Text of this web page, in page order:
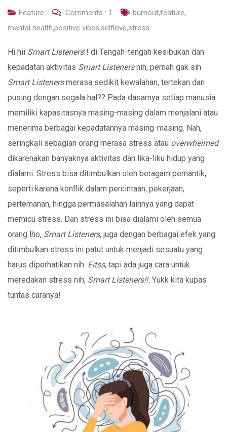
Feature Comments : 1 burnout,feature,
mental health,positive vibes,selflove,stress
Hi hii Smart Listeners!! di Tengah-tengah kesibukan dan
kepadatan aktivitas Smart Listenersnih, pernah gak sih
Smart Listenersmerasa sedikit kewalahan, tertekan dan
pusing dengan segala hal?? Pada dasarnya setiap manusia
memiliki kapasitasnya masing-masing dalam menjalani atau
menerima berbagai kepadatannya masing-masing. Nah,
seringkali sebagian orang merasa stress atau overwhelmed
dikarenakan banyaknya aktivitas dan lika-liku hidup yang
dialami. Stress bisa ditimbulkan oleh beragam pemantik,
seperti karena konflik dalam percintaan, pekerjaan,
pertemanan, hingga permasalahan lainnya yang dapat
memicu stress. Dan stress ini bisa dialami oleh semua
orang lho, Smart Listeners, juga dengan berbagai efek yang
ditimbulkan stress ini patut untuk menjadi sesuatu yang
harus diperhatikan nih. Eitss, tapi ada juga cara untuk
meredakan stress nih, Smart Listeners!!. Yukk kita kupas
tuntas caranya!